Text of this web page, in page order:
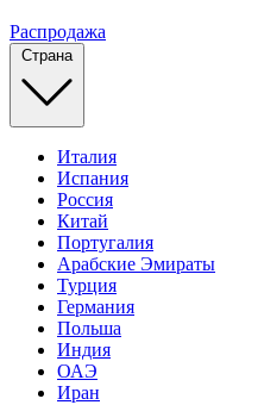
Распродажа
Страна
Италия
Испания
Россия
Китай
Португалия
Арабские Эмираты
Турция
Германия
Польша
Индия
ОАЭ
Иран